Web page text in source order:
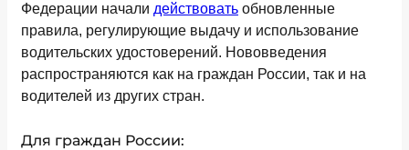
Федерации начали действовать обновленные
правила, регулирующие выдачу и использование
водительских удостоверений. Нововведения
распространяются как на граждан России, так и на
водителей из других стран.
Для граждан России: